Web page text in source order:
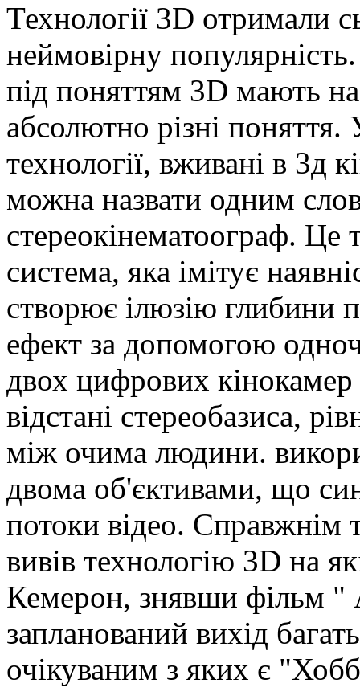
Технології 3D отримали
неймовірну
під поняттям 3D мають на
абсолютно різні поняття.
технології, вживані в 3д
можна назвати одним
стереокінематоограф. Це
система, яка імітує
створює ілюзію глибини
ефект за допомогою
двох цифрових кінокамер
відстані стереобазиса,
між очима людини.
двома об'єктивами, що
потоки відео.
вивів технологію 3D на
Кемерон, знявши фільм "
запланований вихід
очікуваним з яких є